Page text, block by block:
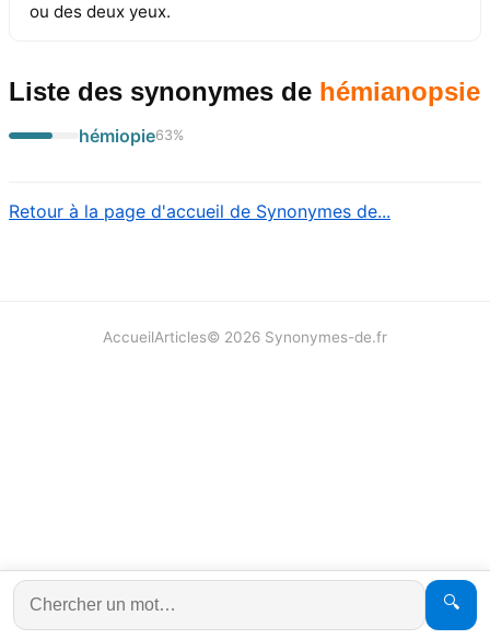
ou des deux yeux.
Liste des synonymes de hémianopsie
hémiopie63%
Retour à la page d'accueil de Synonymes de...
🔍
AccueilArticles© 2026 Synonymes-de.fr